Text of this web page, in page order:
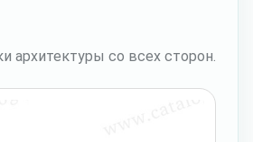
архитектуры со всех сторон.